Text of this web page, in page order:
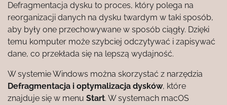
Defragmentacja dysku to proces, który polega na
reorganizacji danych na dysku twardym w taki sposób,
aby były one przechowywane w sposób ciągły. Dzięki
temu komputer może szybciej odczytywać i zapisywać
dane, co przekłada się na lepszą wydajność.
W systemie Windows można skorzystać z narzędzia
Defragmentacja i optymalizacja dysków, które
znajduje się w menu Start. W systemach macOS